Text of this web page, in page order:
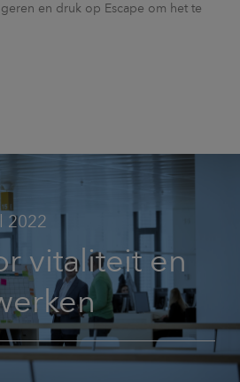
en druk op Escape om het te
2022
vitaliteit en